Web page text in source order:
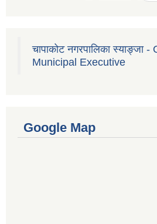
चापाकोट नगरपालिका स्याङ्जा
Municipal Executive
Google Map